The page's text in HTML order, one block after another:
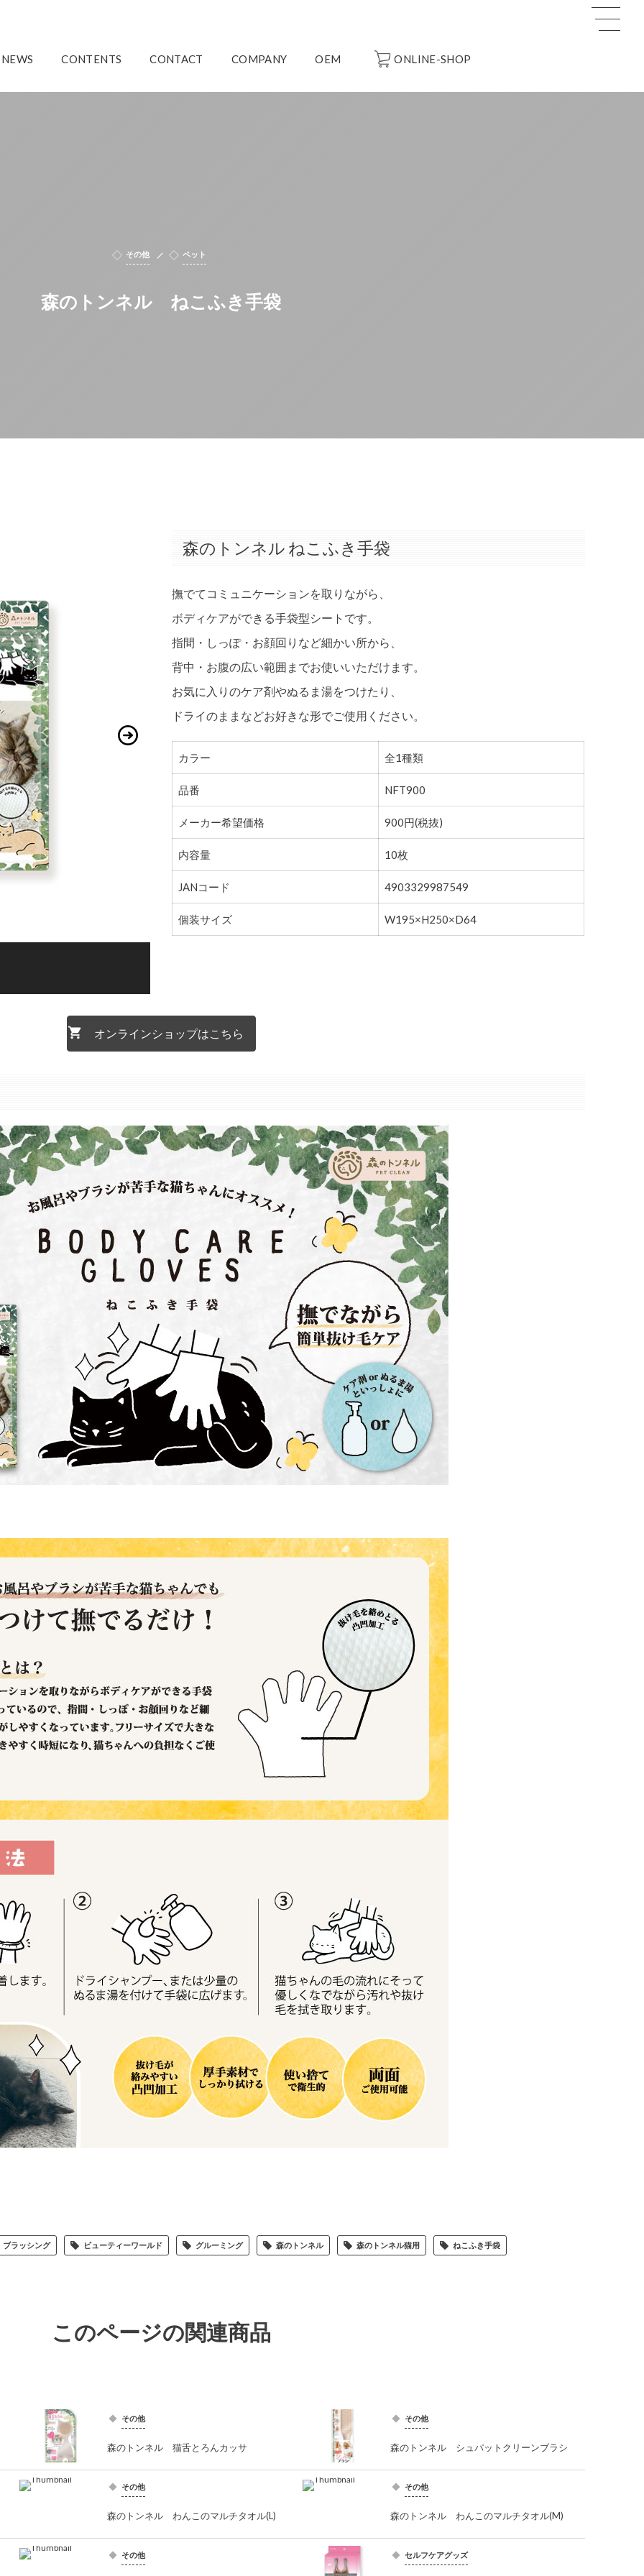
NEWS CONTENTS CONTACT COMPANY OEM ONLINE-SHOP
その他 ペット
森のトンネル ねこふき手袋
森のトンネル ねこふき手袋
撫でてコミュニケーションを取りながら、
ボディケアができる手袋型シートです。
指間・しっぽ・お顔回りなど細かい所から、
背中・お腹の広い範囲までお使いいただけます。
お気に入りのケア剤やぬるま湯をつけたり、
ドライのままなどお好きな形でご使用ください。
カラー 全1種類
品番 NFT900
メーカー希望価格 900円(税抜)
内容量 10枚
JANコード 4903329987549
個装サイズ W195×H250×D64
オンラインショップはこちら
ブラッシング ビューティーワールド グルーミング 森のトンネル 森のトンネル猫用 ねこふき手袋
このページの関連商品
その他
森のトンネル 猫舌とろんカッサ
その他
森のトンネル シュパットクリーンブラシ
その他
森のトンネル わんこのマルチタオル(L)
その他
森のトンネル わんこのマルチタオル(M)
その他 セルフケアグッズ